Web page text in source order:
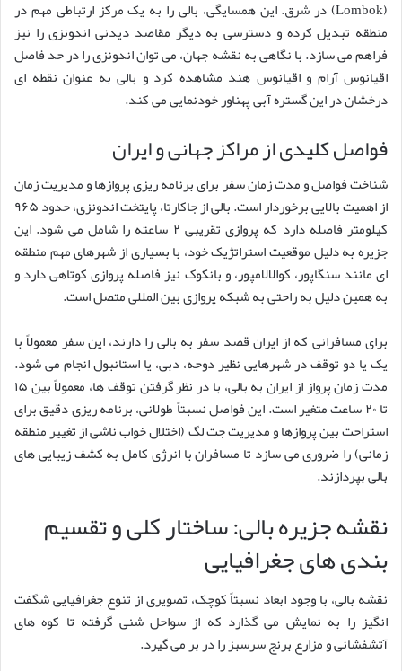
(Lombok) در شرق. این همسایگی، بالی را به یک مرکز ارتباطی مهم در
منطقه تبدیل کرده و دسترسی به دیگر مقاصد دیدنی اندونزی را نیز
فراهم می سازد. با نگاهی به نقشه جهان، می توان اندونزی را در حد فاصل
اقیانوس آرام و اقیانوس هند مشاهده کرد و بالی به عنوان نقطه ای
درخشان در این گستره آبی پهناور خودنمایی می کند.
فواصل کلیدی از مراکز جهانی و ایران
شناخت فواصل و مدت زمان سفر برای برنامه ریزی پروازها و مدیریت زمان
از اهمیت بالایی برخوردار است. بالی از جاکارتا، پایتخت اندونزی، حدود ۹۶۵
کیلومتر فاصله دارد که پروازی تقریبی ۲ ساعته را شامل می شود. این
جزیره به دلیل موقعیت استراتژیک خود، با بسیاری از شهرهای مهم منطقه
ای مانند سنگاپور، کوالالامپور، و بانکوک نیز فاصله پروازی کوتاهی دارد و
به همین دلیل به راحتی به شبکه پروازی بین المللی متصل است.
برای مسافرانی که از ایران قصد سفر به بالی را دارند، این سفر معمولاً با
یک یا دو توقف در شهرهایی نظیر دوحه، دبی، یا استانبول انجام می شود.
مدت زمان پرواز از ایران به بالی، با در نظر گرفتن توقف ها، معمولاً بین ۱۵
تا ۲۰ ساعت متغیر است. این فواصل نسبتاً طولانی، برنامه ریزی دقیق برای
استراحت بین پروازها و مدیریت جت لگ (اختلال خواب ناشی از تغییر منطقه
زمانی) را ضروری می سازد تا مسافران با انرژی کامل به کشف زیبایی های
بالی بپردازند.
نقشه جزیره بالی: ساختار کلی و تقسیم
بندی های جغرافیایی
نقشه بالی، با وجود ابعاد نسبتاً کوچک، تصویری از تنوع جغرافیایی شگفت
انگیز را به نمایش می گذارد که از سواحل شنی گرفته تا کوه های
آتشفشانی و مزارع برنج سرسبز را در بر می گیرد.